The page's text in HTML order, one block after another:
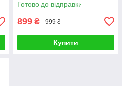
Готово до відправки
899 ₴ 999 ₴
Купити